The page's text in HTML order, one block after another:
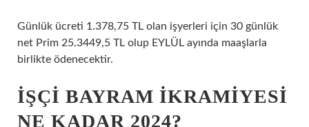
Günlük ücreti 1.378,75 TL olan işyerleri için 30 günlük
net Prim 25.3449,5 TL olup EYLÜL ayında maaşlarla
birlikte ödenecektir.
İŞÇI BAYRAM IKRAMIYESI
NE KADAR 2024?